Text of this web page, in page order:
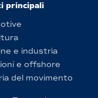
principali
e industria
e offshore
del movimento